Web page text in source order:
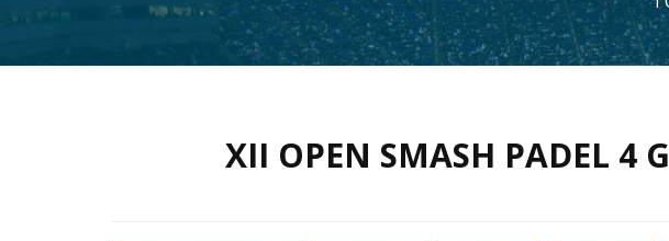
XII OPEN SMASH PADEL 4